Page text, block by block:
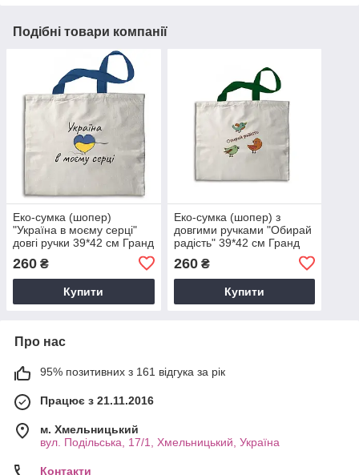
Подібні товари компанії
Еко-сумка (шопер)
"Україна в моєму серці"
довгі ручки 39*42 см Гранд
260 ₴
Купити
Еко-сумка (шопер) з
довгими ручками "Обирай
радість" 39*42 см Гранд
260₴
Купити
Про нас
95% позитивних з 161 відгука за рік
Працює з 21.11.2016
м. Хмельницький
вул. Подільська, 17/1, Хмельницький, Україна
Контакти